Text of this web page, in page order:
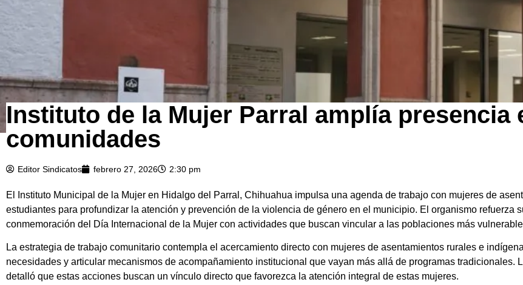
Instituto de la Mujer Parral amplía presencia
comunidades
Editor Sindicatos febrero 27, 2026 2:30 pm
El Instituto Municipal de la Mujer en Hidalgo del Parral, Chihuahua impulsa una agenda de trabajo con mujeres de
estudiantes para profundizar la atención y prevención de la violencia de género en el municipio. El organismo refuerza
conmemoración del Día Internacional de la Mujer con actividades que buscan vincular a las poblaciones más
La estrategia de trabajo comunitario contempla el acercamiento directo con mujeres de asentamientos rurales e
necesidades y articular mecanismos de acompañamiento institucional que vayan más allá de programas tradicionales.
detalló que estas acciones buscan un vínculo directo que favorezca la atención integral de estas mujeres.